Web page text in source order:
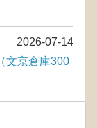
2026-07-14
文京倉庫300